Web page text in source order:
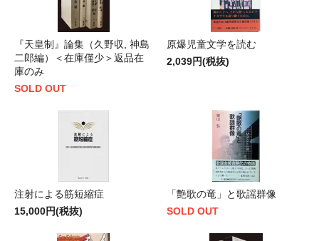
『天皇制』論集（久野収, 神島
二郎編）＜在庫僅少＞返品在
庫のみ
SOLD OUT
原爆児童文学を読む
2,039円(税抜)
注射による筋短縮症
15,000円(税抜)
「艶歌の竜」と歌謡群像
SOLD OUT